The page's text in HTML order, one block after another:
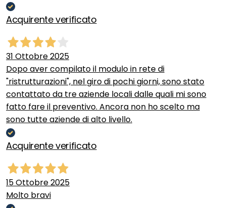
Acquirente verificato
31 Ottobre 2025
Dopo aver compilato il modulo in rete di
"ristrutturazioni", nel giro di pochi giorni, sono stato
contattato da tre aziende locali dalle quali mi sono
fatto fare il preventivo. Ancora non ho scelto ma
sono tutte aziende di alto livello.
Acquirente verificato
15 Ottobre 2025
Molto bravi